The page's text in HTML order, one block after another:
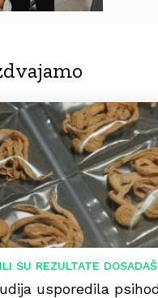
SU REZULTATE
usporedila